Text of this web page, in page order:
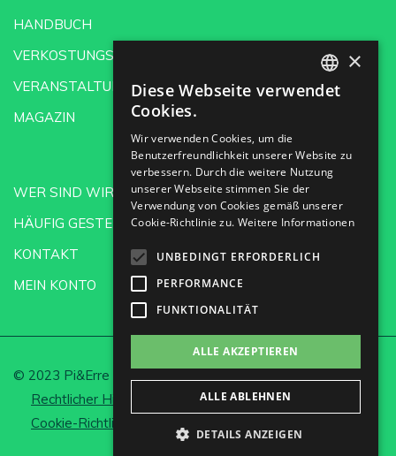
HANDBUCH
VERKOSTUNGSSCHULE
VERANSTALTUNGEN
MAGAZIN
WER SIND WIR?
HÄUFIG GESTELLTE FRAGEN
KONTAKT
MEIN KONTO
© 2023 Pi&Erre Comunicación Integral S.L.
Rechtlicher Hinweis und Datenschutz
Cookie-Richtlinie
SPANISH
GERMAN
×
Diese Webseite verwendet
Cookies.
Wir verwenden Cookies, um die
Benutzerfreundlichkeit unserer Website zu
verbessern. Durch die weitere Nutzung
unserer Webseite stimmen Sie der
Verwendung von Cookies gemäß unserer
Cookie-Richtlinie zu. Weitere Informationen
UNBEDINGT ERFORDERLICH
PERFORMANCE
FUNKTIONALITÄT
ALLE AKZEPTIEREN
ALLE ABLEHNEN
DETAILS ANZEIGEN